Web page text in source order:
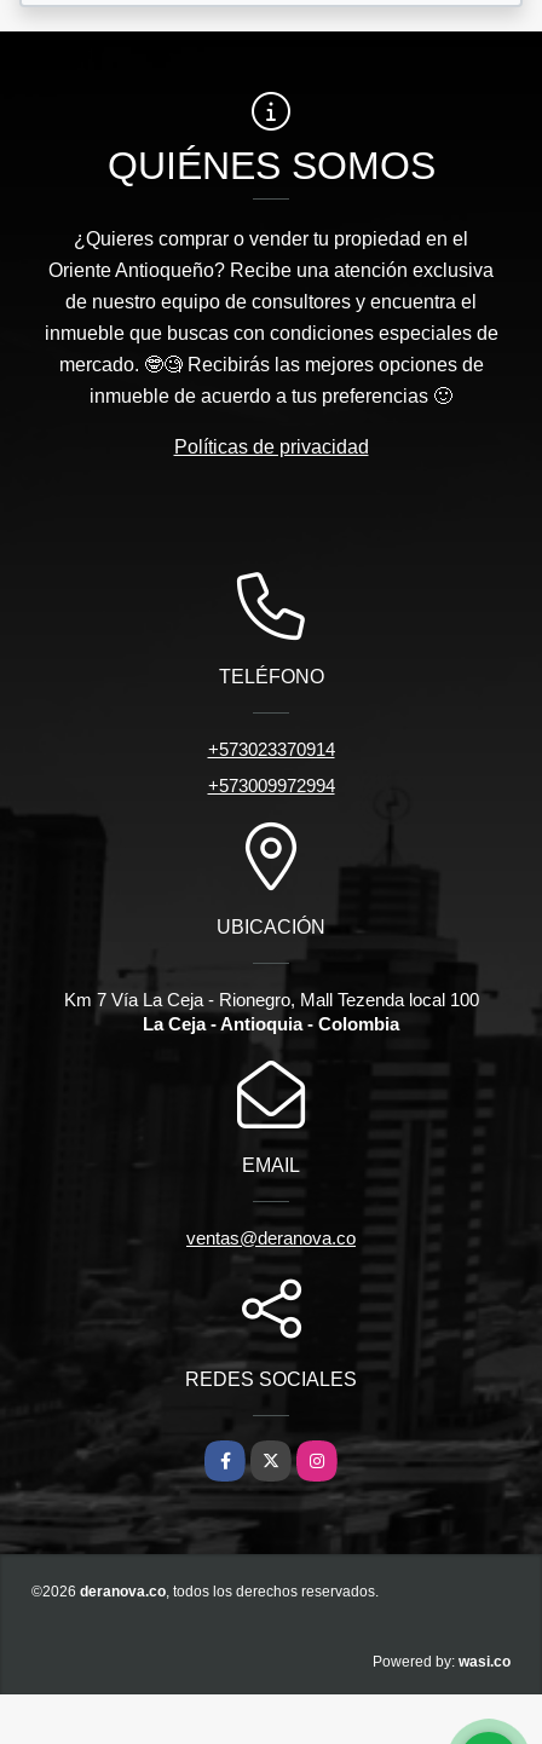
QUIÉNES SOMOS
¿Quieres comprar o vender tu propiedad en el
Oriente Antioqueño? Recibe una atención exclusiva
de nuestro equipo de consultores y encuentra el
inmueble que buscas con condiciones especiales de
mercado. 🤓🧐 Recibirás las mejores opciones de
inmueble de acuerdo a tus preferencias 🙂
Políticas de privacidad
TELÉFONO
+573023370914
+573009972994
UBICACIÓN
Km 7 Vía La Ceja - Rionegro, Mall Tezenda local 100
La Ceja - Antioquia - Colombia
EMAIL
ventas@deranova.co
REDES SOCIALES
Facebook
X Instagram
©2026 deranova.co , todos los derechos reservados.
Powered by: wasi.co